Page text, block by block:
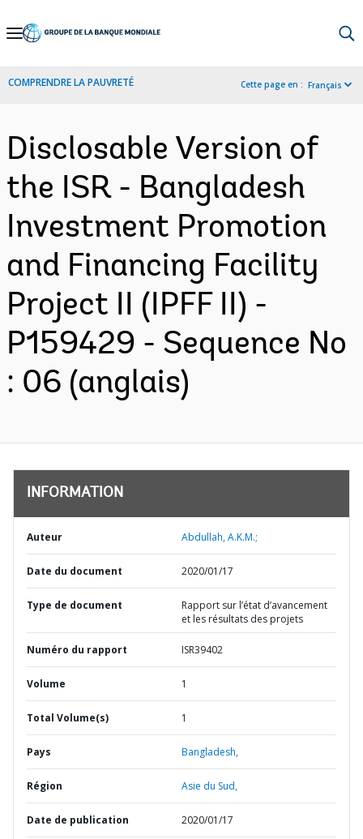
Skip
Navigation
COMPRENDRE LA PAUVRETÉ Cette page en : Français
Disclosable Version of
the ISR - Bangladesh
Investment Promotion
and Financing Facility
Project II (IPFF II) -
P159429 - Sequence No
: 06 (anglais)
INFORMATION
Auteur Abdullah, A.K.M.;
Date du document 2020/01/17
Type de document
Rapport sur l’état d’avancement
et les résultats des projets
Numéro du rapport ISR39402
Volume 1
Total Volume(s) 1
Pays Bangladesh,
Région Asie du Sud,
Date de publication 2020/01/17